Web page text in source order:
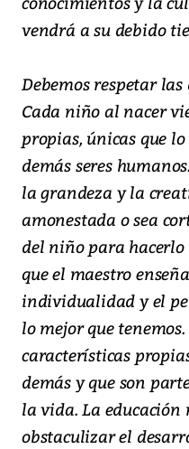
vendrá a su debido
Debemos respetar
Cada niño al nacer
propias, únicas que
demás seres
la grandeza y la
amonestada o sea
del niño para
que el maestro
individualidad y el
lo mejor que
características
demás y que son
la vida. La educación
obstaculizar el